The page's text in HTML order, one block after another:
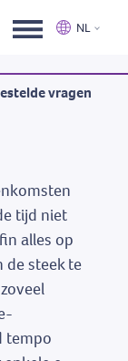
NL
Français
vragen
tijd niet
alles op
de steek te
tempo